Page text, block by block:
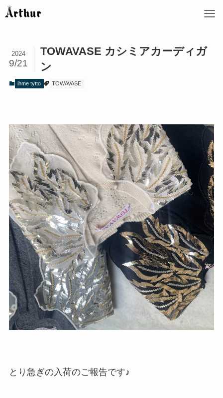
TOWAVASE カシミアカーディガ
ン
2024
9/21
ihme tytto TOWAVASE
とり急ぎの入荷のご報告です♪